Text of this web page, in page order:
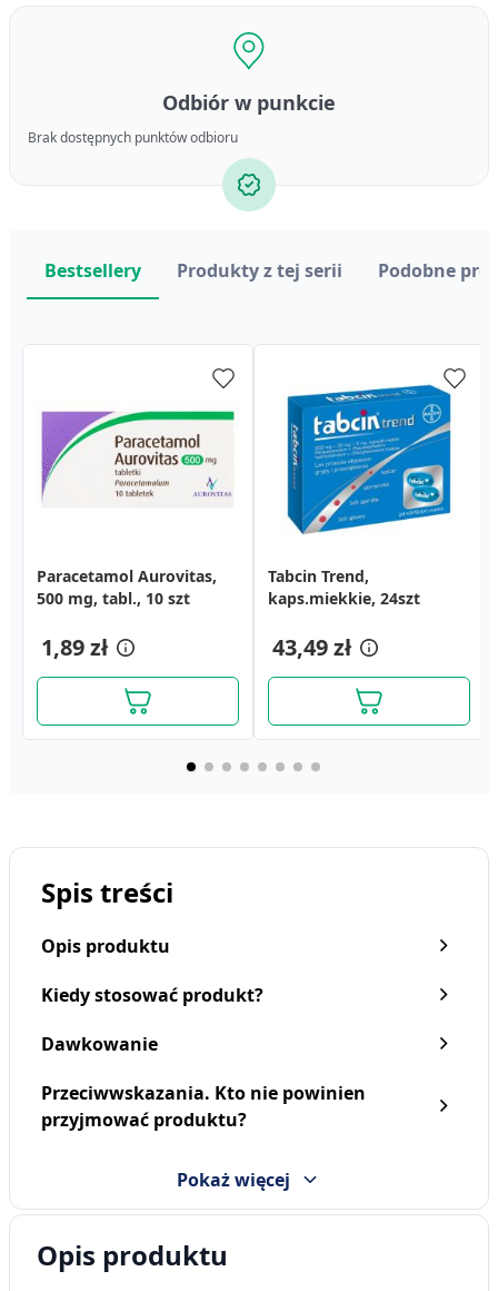
Odbiór w punkcie
Brak dostępnych punktów odbioru
Paracetamol Aurovitas,
500 mg, tabl., 10 szt
1,89 zł
Tabcin Trend,
kaps.miekkie, 24szt
43,49 zł
Bestsellery Produkty z tej serii Podobne
Paracetamol Polfa-Łódź,
500 mg, tabletki, 10 szt
Paracetamol Aurovitas,
500 mg, tabletki, 50 szt.
5,59 zł
Paracetamol Aurovitas,
500 mg, tabl., 10 szt
1,89 zł
Paracetamol Biofarm, 500
mg, tabl., 50 szt
7,29 zł
Pyralgina Termo Hot,
plaster silnie
Czarci Forte Plaster, 1 szt.
Spis treści
Opis produktu
Kiedy stosować produkt?
Dawkowanie
Przeciwwskazania. Kto nie powinien
przyjmować produktu?
Pokaż więcej
Opis produktu